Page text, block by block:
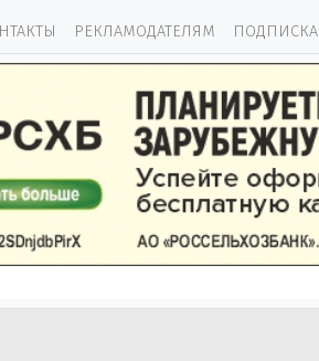
РЕКЛАМОДАТЕЛЯМ ПОДПИСКА